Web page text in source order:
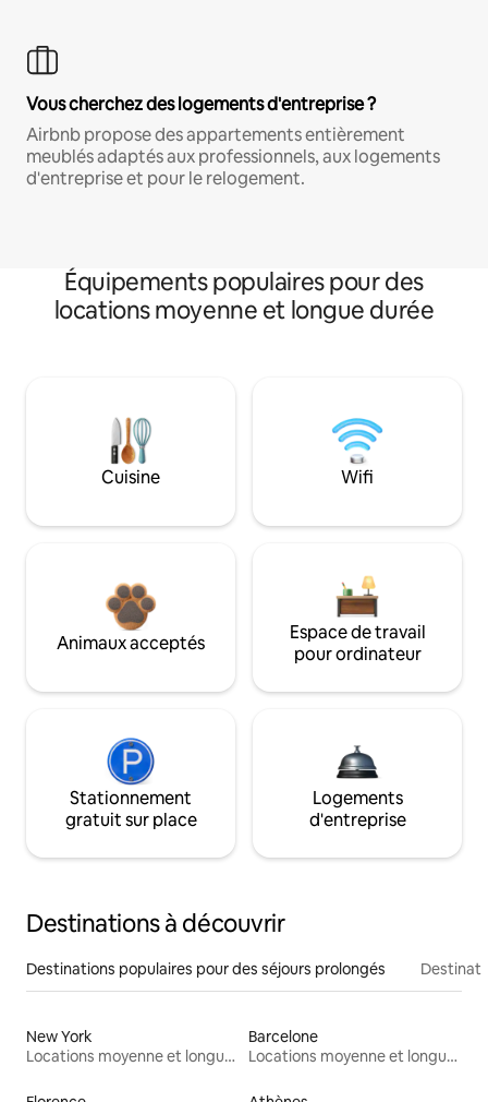
Vous cherchez des logements d'entreprise ?
Airbnb propose des appartements entièrement
meublés adaptés aux professionnels, aux logements
d'entreprise et pour le relogement.
Équipements populaires pour des
locations moyenne et longue durée
Cuisine Wifi
Animaux acceptés
Espace de travail
pour ordinateur
Stationnement
gratuit sur place
Logements
d'entreprise
Destinations à découvrir
Destinations populaires pour des séjours prolongés
New York
Locations moyenne et longue durée
Barcelone
Locations moyenne et longue durée